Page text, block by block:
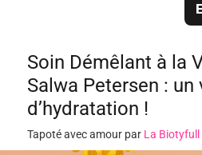
Soin Démêlant à la
Salwa Petersen :
d’hydratation !
Tapoté avec amour par La Biotyfull